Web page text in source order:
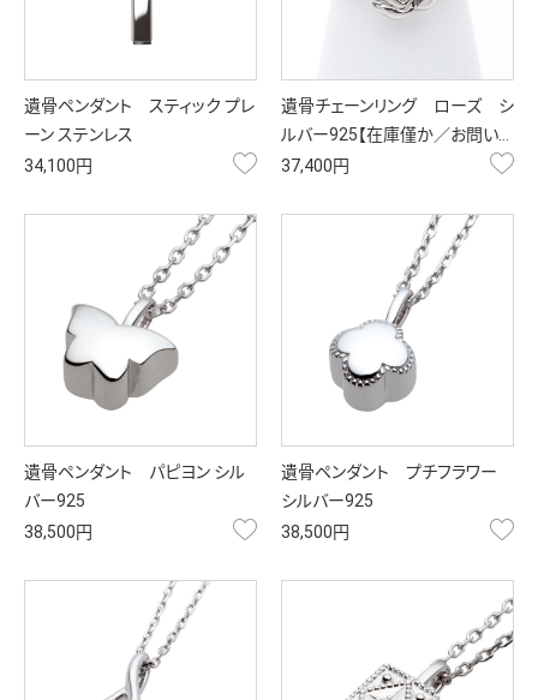
遺骨ペンダント スティック プレ
ーン ステンレス
34,100円
お気に入り
遺骨チェーンリング ローズ シ
ルバー925【在庫僅か／お問い…
37,400円
遺骨ペンダント パピヨン シル
バー925
38,500円
お気に入り
遺骨ペンダント プチフラワー
シルバー925
38,500円